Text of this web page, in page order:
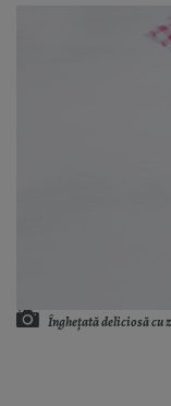
Înghețată deliciosă cu